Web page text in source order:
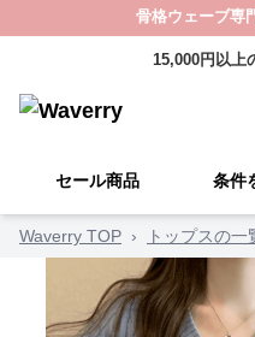
骨格ウェーブ専
15,000円以上
セール商品 条件
Waverry TOP › トップスの一